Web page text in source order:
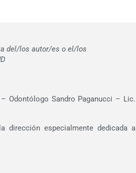
del/los autor/es o el/los
Odontólogo Sandro Paganucci – Lic.
dirección especialmente dedicada a